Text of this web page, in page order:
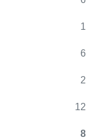
1
6
2
12
8